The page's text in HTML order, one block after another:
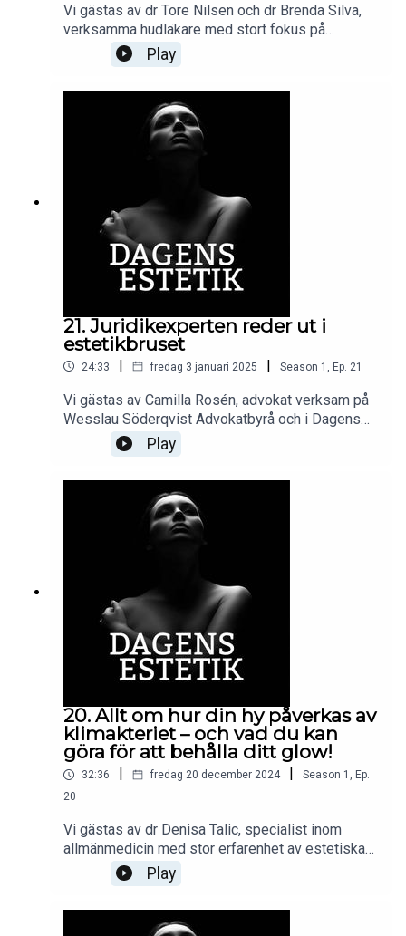
Vi gästas av dr Tore Nilsen och dr Brenda Silva,
verksamma hudläkare med stort fokus på
estetiska behandlingar.Veckans podd bjuder på
hudläkarnas bästa tips för hur man håller huden
top notch hela vintern igenom, konkreta
behandlingsråd, regelrätta varningar och en unik
inblick från Riksdagens runda-bord-samtal med
den avancerade estetik-branschen.Spännande
Brenda Silva @dr.brendasilva_hudlakareivast och
dr Tore Nilsen @drtore
Play
21. Juridikexperten reder ut i
estetikbruset
24:33 | fredag 3 januari 2025 | Season 1 , Ep. 21
Vi gästas av Camilla Rosén, advokat verksam på
Wesslau Söderqvist Advokatbyrå och i Dagens
Estetiks Expertpanel där Camilla reder ut
frågeställningar som kan uppkomma bland
klienter och professionella aktörer i
skönhetsbranschen.I dagens poddavsnitt tittar vi
närmare på utvalda frågor som rör allt ifrån
sjukskrivning efter plastikoperation, kriterier för
och goda råd utlovas!Medverkande i detta avsnitt:
Camilla Rosén, Wesslau Söderqvist advokatbyrå
@wesslausoderqvistadvokatbyra
Play
20. Allt om hur din hy påverkas av
klimakteriet – och vad du kan
göra för att behålla ditt glow!
32:36 | fredag 20 december 2024 | Season 1 , Ep.
20
Vi gästas av dr Denisa Talic, specialist inom
allmänmedicin med stor erfarenhet av estetiska
behandlingar. Fokus för dagen är ett ämne som,
trots att det drabbar hälften av världens
befolkning, har talats ganska tyst om –
förklimakteriet, klimakteriet och hur det påverkar
Play